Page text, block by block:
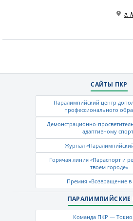
г.
САЙТЫ ПКР
Паралимпийский центр
профессионального
Демонстрационно-
адаптивному
Журнал
Горячая линия «Параспорт и
твоем городе»
Премия «Возвращение в
ПАРАЛИМПИЙСКИЕ
Команда ПКР — Токио